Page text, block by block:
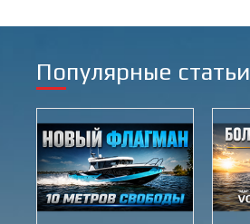
Популярные статьи